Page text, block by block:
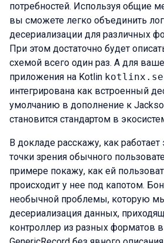
потребностей. Используя общие
вы сможете легко объединить
десериализации для различных
При этом достаточно будет
схемой всего один раз. А для
приложения на Kotlin
интегрирована как встроенный
умолчанию в дополнение к
становится стандартом в
В докладе расскажу, как работает
точки зрения обычного
примере покажу, как ей
происходит у нее под капотом.
необычной проблемы, которую
десериализация данных,
контроллер из разных форматов